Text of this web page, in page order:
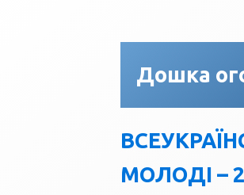
Дошка
МОЛОДІ –